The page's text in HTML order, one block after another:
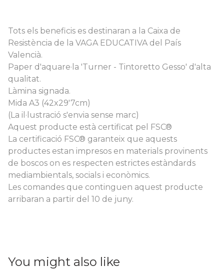
Tots els beneficis es destinaran a la Caixa de
Resistència de la VAGA EDUCATIVA del País
Valencià.
Paper d'aquare·la 'Turner - Tintoretto Gesso' d'alta
qualitat.
Làmina signada.
Mida A3 (42x29'7cm)
(La il·lustració s'envia sense marc)
Aquest producte està certificat pel FSC®
La certificació FSC® garanteix que aquests
productes estan impresos en materials provinents
de boscos on es respecten estrictes estàndards
mediambientals, socials i econòmics.
Les comandes que continguen aquest producte
arribaran a partir del 10 de juny.
You might also like